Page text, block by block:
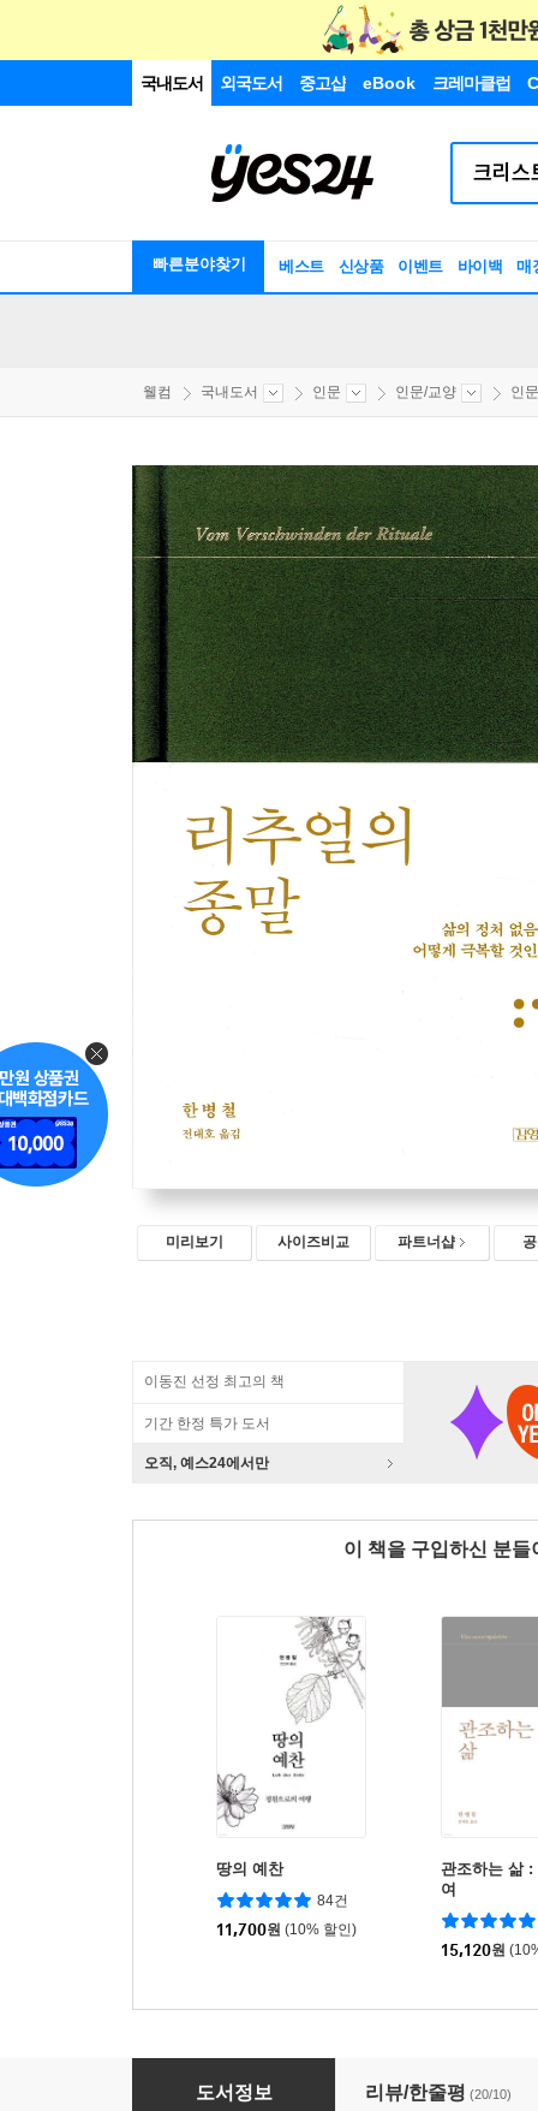
국내도서 외국도서 중고샵 eBook 크레마클럽
빠른분야찾기 베스트 신상품 이벤트 바이백 매
웰컴 국내도서 인문 인문/교양 인
미리보기 사이즈비교 파트너샵
이동진 선정 최고의 책
기간 한정 특가 도서
오직, 예스24에서만
이 책을 구입하신 분
땅의 예찬
84건
11,700원 (10% 할인)
관조하는 삶 :
여
15,120원
리추얼의 종말
도서정보 리뷰/한줄평 (20/10)